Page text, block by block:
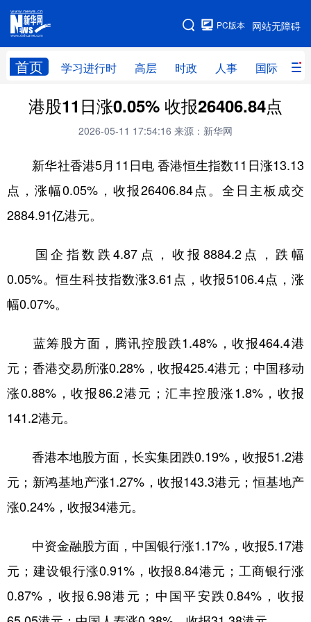
网站无障碍
PC版本
首页 学习进行时 高层 时政 人事 国际 财
网站地图
学习进行时 高层 时政 人事
财经 网评
台湾 思客智库 全球连线 教育
科技 科创 量子 体育
文化
访谈 视频 图片 政务
法律 中央文件 金融 汽车
食品
学术中国 乡村振兴 银龄 溯源中国
城市 旅游 能源 会展
彩票 娱乐 时尚 悦读
公益
文化产业
地方频道
北京 天津 河北 山西
辽宁 吉林 上海 江苏
浙江 安徽 福建 江西
港股11日涨0.05% 收报26406.84点
2026-05-11 17:54:16 来源：新华网
新华社香港5月11日电 香港恒生指数11日涨13.13
点，涨幅0.05%，收报26406.84点。全日主板成交
2884.91亿港元。
国企指数跌4.87点，收报8884.2点，跌幅
0.05%。恒生科技指数涨3.61点，收报5106.4点，涨
幅0.07%。
蓝筹股方面，腾讯控股跌1.48%，收报464.4港
元；香港交易所涨0.28%，收报425.4港元；中国移动
涨0.88%，收报86.2港元；汇丰控股涨1.8%，收报
141.2港元。
香港本地股方面，长实集团跌0.19%，收报51.2港
元；新鸿基地产涨1.27%，收报143.3港元；恒基地产
涨0.24%，收报34港元。
中资金融股方面，中国银行涨1.17%，收报5.17港
元；建设银行涨0.91%，收报8.84港元；工商银行涨
0.87%，收报6.98港元；中国平安跌0.84%，收报